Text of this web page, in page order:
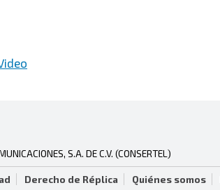
S.A. DE C.V. (CONSERTEL)
Derecho de Réplica Quiénes somos